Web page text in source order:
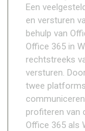
Een
en versturen
behulp van
Office 365 in
rechtstreeks
versturen.
twee
profiteren van
Office 365 als